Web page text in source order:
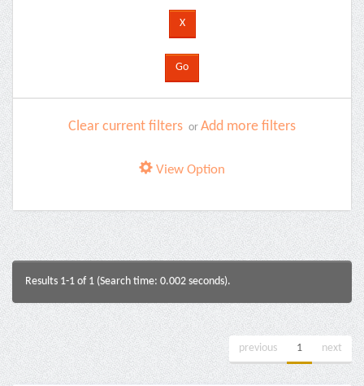
Clear current filters or Add more filters
View Option
Results 1-1 of 1 (Search time: 0.002 seconds).
previous 1 next